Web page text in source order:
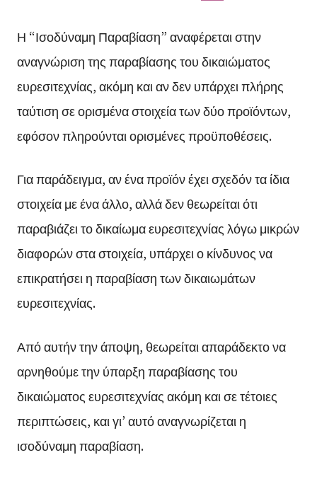
Η “Ισοδύναμη Παραβίαση” αναφέρεται στην
αναγνώριση της παραβίασης του δικαιώματος
ευρεσιτεχνίας, ακόμη και αν δεν υπάρχει πλήρης
ταύτιση σε ορισμένα στοιχεία των δύο προϊόντων,
εφόσον πληρούνται ορισμένες προϋποθέσεις.
Για παράδειγμα, αν ένα προϊόν έχει σχεδόν τα ίδια
στοιχεία με ένα άλλο, αλλά δεν θεωρείται ότι
παραβιάζει το δικαίωμα ευρεσιτεχνίας λόγω μικρών
διαφορών στα στοιχεία, υπάρχει ο κίνδυνος να
επικρατήσει η παραβίαση των δικαιωμάτων
ευρεσιτεχνίας.
Από αυτήν την άποψη, θεωρείται απαράδεκτο να
αρνηθούμε την ύπαρξη παραβίασης του
δικαιώματος ευρεσιτεχνίας ακόμη και σε τέτοιες
περιπτώσεις, και γι’ αυτό αναγνωρίζεται η
ισοδύναμη παραβίαση.